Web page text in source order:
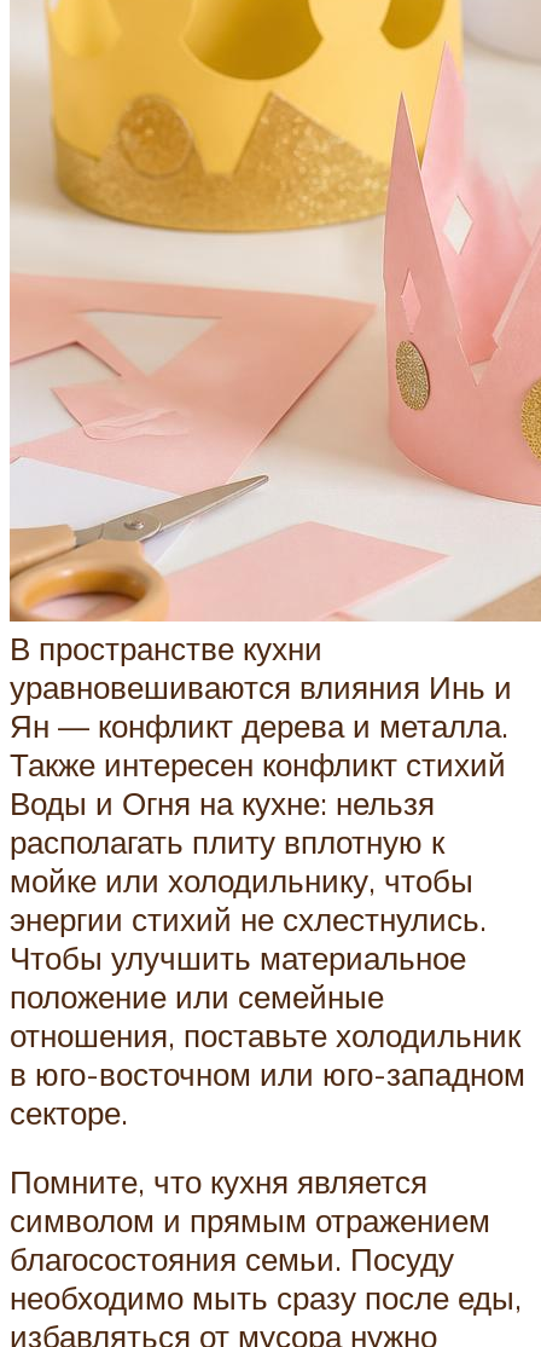
В пространстве кухни
уравновешиваются влияния Инь и
Ян — конфликт дерева и металла.
Также интересен конфликт стихий
Воды и Огня на кухне: нельзя
располагать плиту вплотную к
мойке или холодильнику, чтобы
энергии стихий не схлестнулись.
Чтобы улучшить материальное
положение или семейные
отношения, поставьте холодильник
в юго-восточном или юго-западном
секторе.
Помните, что кухня является
символом и прямым отражением
благосостояния семьи. Посуду
необходимо мыть сразу после еды,
избавляться от мусора нужно